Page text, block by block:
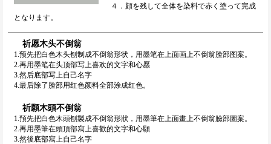
４．顔を残して全体を染料で赤く塗って完成
となります。
祈愿木头不倒翁
1.预先把白色木头刨制成不倒翁形状，用墨笔在上面画上不倒翁脸部图案。
2.再用墨笔在头顶部写上喜欢的文字和心愿
3.然后底部写上自己名字
4.最后除了脸部用红色颜料全部涂成红色。
祈願木頭不倒翁
1.預先把白色木頭刨製成不倒翁形狀，用墨筆在上面畫上不倒翁臉部圖案。
2.再用墨筆在頭頂部寫上喜歡的文字和心願
3.然後底部寫上自己名字